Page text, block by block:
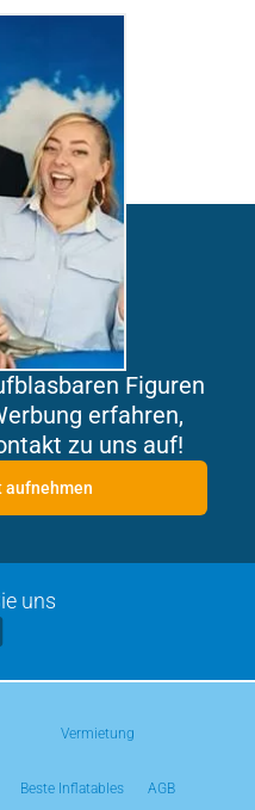
Figuren
erfahren,
zu uns auf!
aufnehmen
uns
Vermietung
Beste Inflatables AGB